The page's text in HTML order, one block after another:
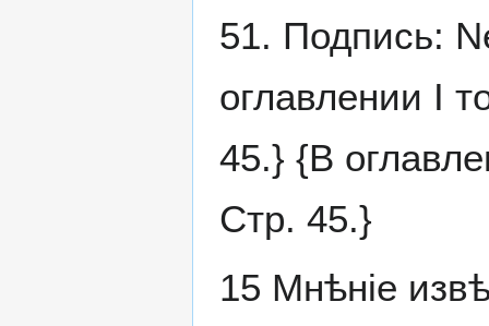
51. Подпись:
оглавлении I
45.} {В
Стр. 45.}
15 Мнѣніе